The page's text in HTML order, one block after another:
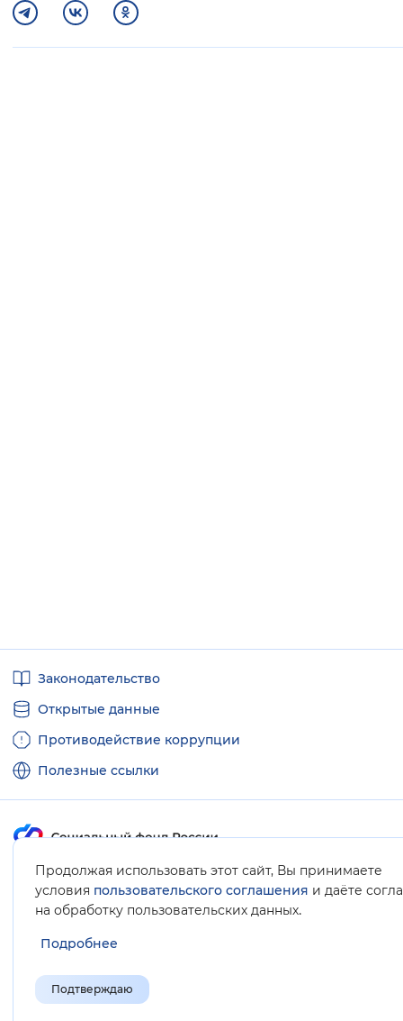
Продолжая использовать этот сайт, Вы принимаете
условия пользовательского соглашения и даёте
на обработку пользовательских данных.
Подробнее
Подтверждаю
ссылкиЗаконодательство
Открытые данные
Противодействие коррупции
Полезные ссылки
Карта сайта
© Социальный фонд России, 2008-2026